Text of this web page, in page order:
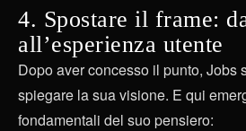
4. Spostare il frame:
all’esperienza utente
Dopo aver concesso il punto, Jobs
spiegare la sua visione. E qui
fondamentali del suo pensiero: